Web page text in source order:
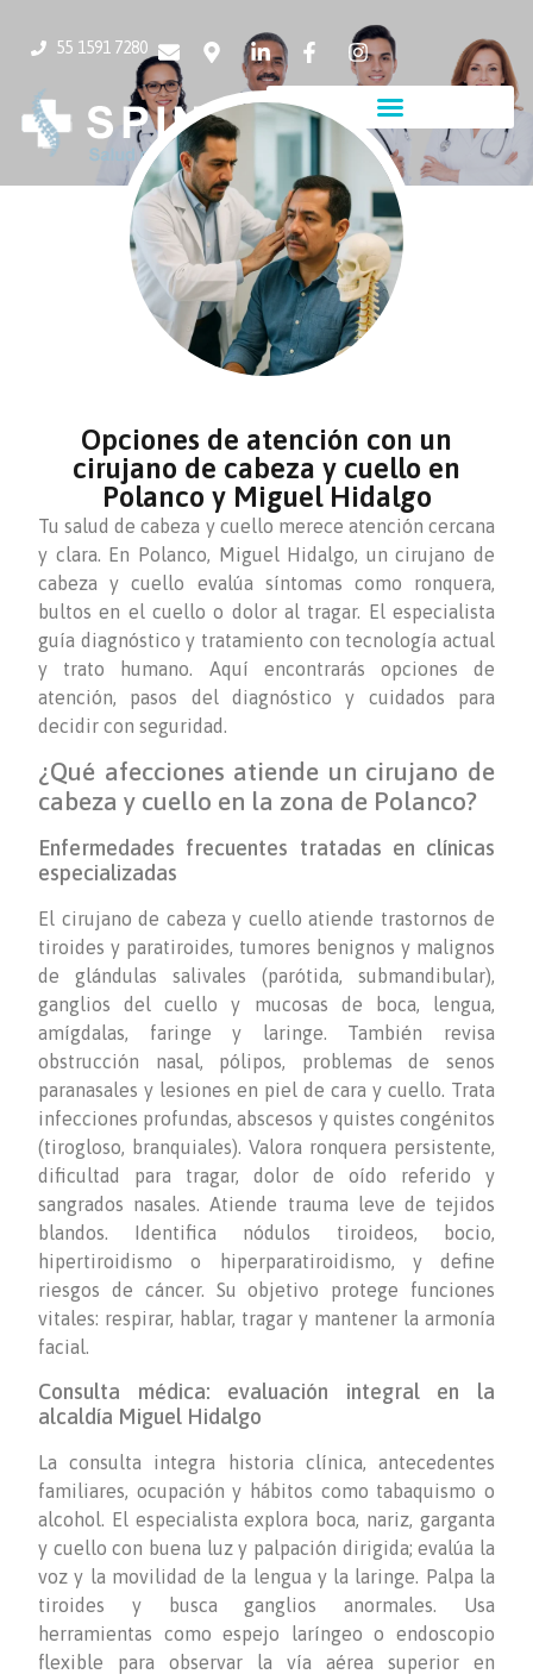
55 1591 7280
Opciones de atención con un
cirujano de cabeza y cuello en
Polanco y Miguel Hidalgo
Tu salud de cabeza y cuello merece atención cercana
y clara. En Polanco, Miguel Hidalgo, un cirujano de
cabeza y cuello evalúa síntomas como ronquera,
bultos en el cuello o dolor al tragar. El especialista
guía diagnóstico y tratamiento con tecnología actual
y trato humano. Aquí encontrarás opciones de
atención, pasos del diagnóstico y cuidados para
decidir con seguridad.
¿Qué afecciones atiende un cirujano de
cabeza y cuello en la zona de Polanco?
Enfermedades frecuentes tratadas en clínicas
especializadas
El cirujano de cabeza y cuello atiende trastornos de
tiroides y paratiroides, tumores benignos y malignos
de glándulas salivales (parótida, submandibular),
ganglios del cuello y mucosas de boca, lengua,
amígdalas, faringe y laringe. También revisa
obstrucción nasal, pólipos, problemas de senos
paranasales y lesiones en piel de cara y cuello. Trata
infecciones profundas, abscesos y quistes congénitos
(tirogloso, branquiales). Valora ronquera persistente,
dificultad para tragar, dolor de oído referido y
sangrados nasales. Atiende trauma leve de tejidos
blandos. Identifica nódulos tiroideos, bocio,
hipertiroidismo o hiperparatiroidismo, y define
riesgos de cáncer. Su objetivo protege funciones
vitales: respirar, hablar, tragar y mantener la armonía
facial.
Consulta médica: evaluación integral en la
alcaldía Miguel Hidalgo
La consulta integra historia clínica, antecedentes
familiares, ocupación y hábitos como tabaquismo o
alcohol. El especialista explora boca, nariz, garganta
y cuello con buena luz y palpación dirigida; evalúa la
voz y la movilidad de la lengua y la laringe. Palpa la
tiroides y busca ganglios anormales. Usa
herramientas como espejo laríngeo o endoscopio
flexible para observar la vía aérea superior en